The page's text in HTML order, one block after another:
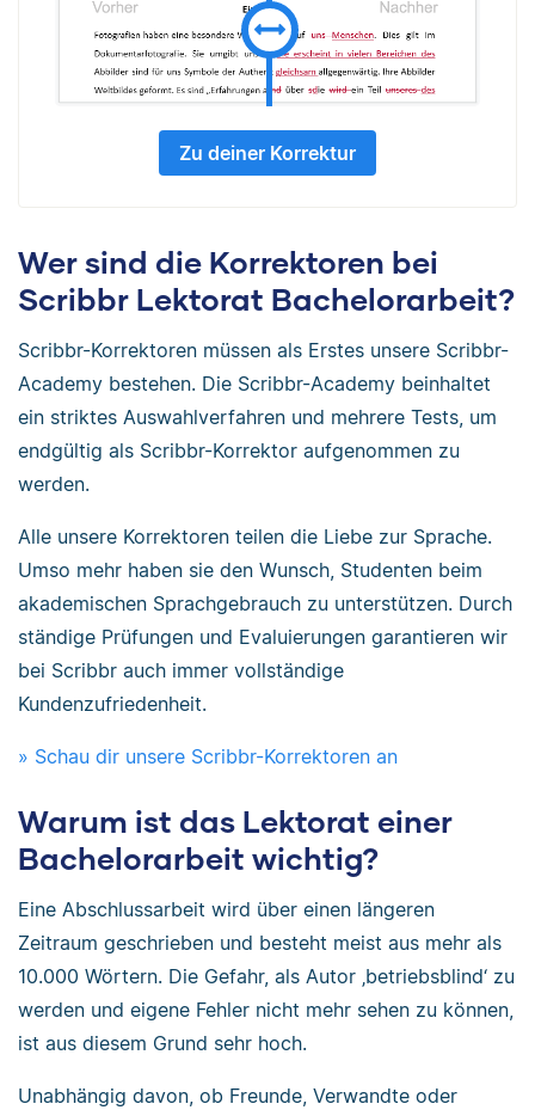
Zu deiner Korrektur
Wer sind die Korrektoren bei
Scribbr Lektorat Bachelorarbeit?
Scribbr-Korrektoren müssen als Erstes unsere Scribbr-
Academy bestehen. Die Scribbr-Academy beinhaltet
ein striktes Auswahlverfahren und mehrere Tests, um
endgültig als Scribbr-Korrektor aufgenommen zu
werden.
Alle unsere Korrektoren teilen die Liebe zur Sprache.
Umso mehr haben sie den Wunsch, Studenten beim
akademischen Sprachgebrauch zu unterstützen. Durch
ständige Prüfungen und Evaluierungen garantieren wir
bei Scribbr auch immer vollständige
Kundenzufriedenheit.
» Schau dir unsere Scribbr-Korrektoren an
Warum ist das Lektorat einer
Bachelorarbeit wichtig?
Eine Abschlussarbeit wird über einen längeren
Zeitraum geschrieben und besteht meist aus mehr als
10.000 Wörtern. Die Gefahr, als Autor ‚betriebsblind‘ zu
werden und eigene Fehler nicht mehr sehen zu können,
ist aus diesem Grund sehr hoch.
Unabhängig davon, ob Freunde, Verwandte oder